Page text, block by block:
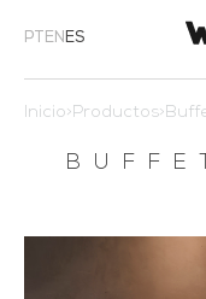
PT EN ES
Inicio>Productos>